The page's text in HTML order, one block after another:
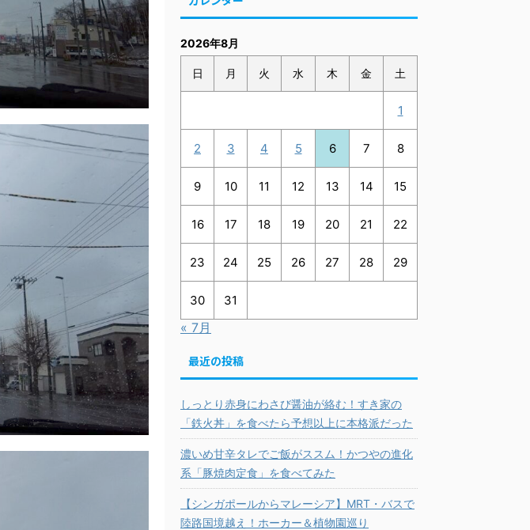
2026年8月
日 月 火 水 木 金 土
1
2 3 4 5 6 7 8
9 10 11 12 13 14 15
16 17 18 19 20 21 22
23 24 25 26 27 28 29
30 31
« 7月
最近の投稿
しっとり赤身にわさび醤油が絡む！すき家の
「鉄火丼」を食べたら予想以上に本格派だった
濃いめ甘辛タレでご飯がススム！かつやの進化
系「豚焼肉定食」を食べてみた
【シンガポールからマレーシア】MRT・バスで
陸路国境越え！ホーカー＆植物園巡り